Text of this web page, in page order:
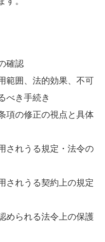
確認
範囲、法的効果、不可
べき手続き
項の修正の視点と具体
されうる規定・法令の
されうる契約上の規定
められる法令上の保護